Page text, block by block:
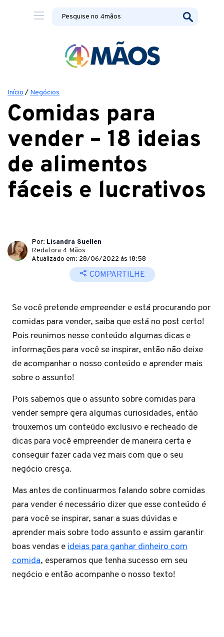
Início / Negócios
Comidas para
vender – 18 ideias
de alimentos
fáceis e lucrativos
Por: Lisandra Suellen
Redatora 4 Mãos
Atualizado em: 28/06/2022 ás 18:58
COMPARTILHE
Se você pretende empreender e está procurando por
comidas para vender, saiba que está no post certo!
Pois reunimos nesse conteúdo algumas dicas e
informações para você se inspirar, então não deixe
de acompanhar o nosso conteúdo e aprender mais
sobre o assunto!
Pois sabemos que o assunto sobre comidas para
vender sempre gera algumas curiosidades, então
trouxemos um conteúdo exclusivo e recheado de
dicas para você empreender de maneira certa e
conseguir fazer cada vez mais com que o seu
negócio cresça.
Mas antes de continuarmos falando sobre comidas
para vender é necessário dizer que esse conteúdo é
para você se inspirar, sanar a suas dúvidas e
aprender mais sobre todo assunto e assim garantir
boas vendas eideias para ganhar dinheiro com
comida, esperamos que tenha sucesso em seu
negócio e então acompanhe o nosso texto!